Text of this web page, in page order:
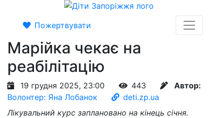
Пожертвувати
Марійка чекає на
реабілітацію
19 грудня 2025, 23:00 443
Автор:
Волонтер: Яна Лобанок
deti.zp.ua
Лікувальний курс заплановано на кінець січня.